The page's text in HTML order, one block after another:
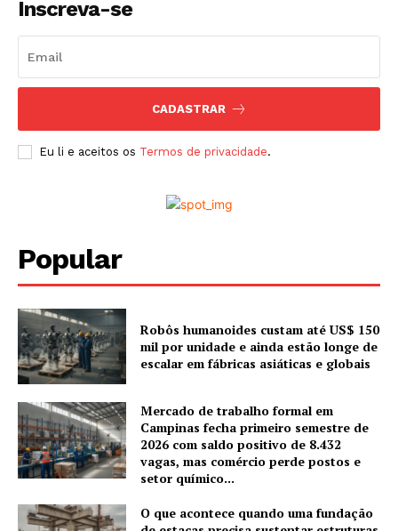
Inscreva-se
CADASTRAR
Eu li e aceitos os Termos de privacidade.
Popular
Robôs humanoides custam até US$ 150
mil por unidade e ainda estão longe de
escalar em fábricas asiáticas e globais
Mercado de trabalho formal em
Campinas fecha primeiro semestre de
2026 com saldo positivo de 8.432
vagas, mas comércio perde postos e
setor químico...
O que acontece quando uma fundação